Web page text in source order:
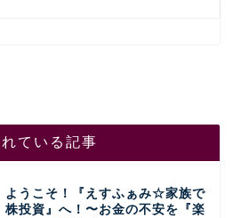
ている記事
ようこそ！『えすふぁみ☆家族で
株投資』へ！〜お金の不安を『楽